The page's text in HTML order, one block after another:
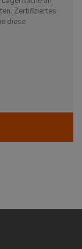
Zertifiziertes
diese